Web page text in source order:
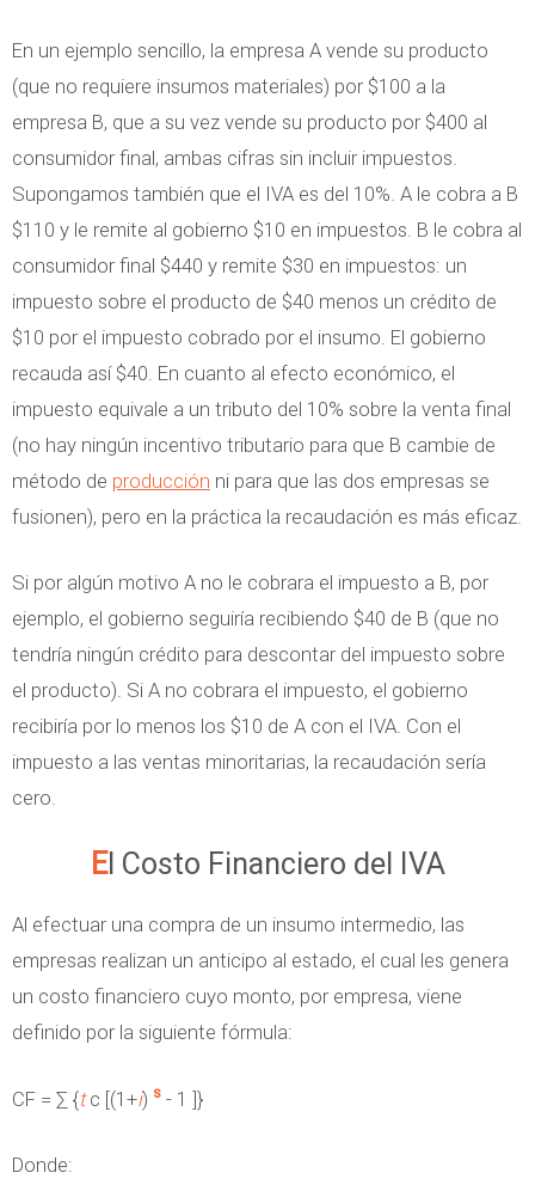
En un ejemplo sencillo, la empresa A vende su producto
(que no requiere insumos materiales) por $100 a la
empresa B, que a su vez vende su producto por $400 al
consumidor final, ambas cifras sin incluir impuestos.
Supongamos también que el IVA es del 10%. A le cobra a B
$110 y le remite al gobierno $10 en impuestos. B le cobra al
consumidor final $440 y remite $30 en impuestos: un
impuesto sobre el producto de $40 menos un crédito de
$10 por el impuesto cobrado por el insumo. El gobierno
recauda así $40. En cuanto al efecto económico, el
impuesto equivale a un tributo del 10% sobre la venta final
(no hay ningún incentivo tributario para que B cambie de
método de producción ni para que las dos empresas se
fusionen), pero en la práctica la recaudación es más eficaz.
Si por algún motivo A no le cobrara el impuesto a B, por
ejemplo, el gobierno seguiría recibiendo $40 de B (que no
tendría ningún crédito para descontar del impuesto sobre
el producto). Si A no cobrara el impuesto, el gobierno
recibiría por lo menos los $10 de A con el IVA. Con el
impuesto a las ventas minoritarias, la recaudación sería
cero.
El Costo Financiero del IVA
Al efectuar una compra de un insumo intermedio, las
empresas realizan un anticipo al estado, el cual les genera
un costo financiero cuyo monto, por empresa, viene
definido por la siguiente fórmula:
CF = ∑ {tc [(1+i) s - 1 ]}
Donde: